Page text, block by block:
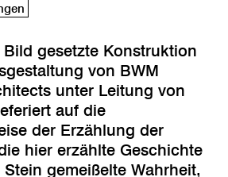
gesetzte Konstruktion
von BWM
unter Leitung von
auf die
der Erzählung der
hier erzählte Geschichte
gemeißelte Wahrheit,